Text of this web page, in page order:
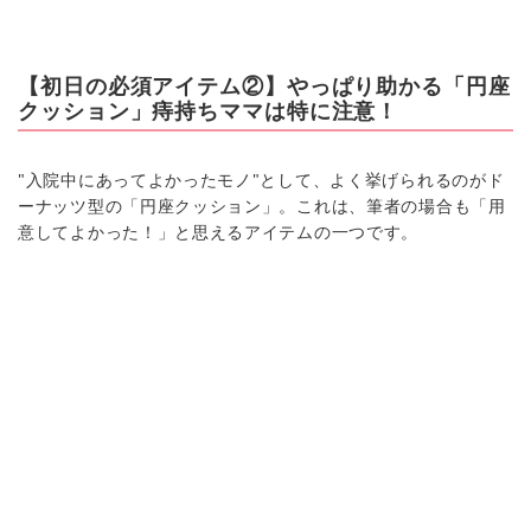
【初日の必須アイテム②】やっぱり助かる「円座
クッション」痔持ちママは特に注意！
"入院中にあってよかったモノ"として、よく挙げられるのがド
ーナッツ型の「円座クッション」。これは、筆者の場合も「用
意してよかった！」と思えるアイテムの一つです。